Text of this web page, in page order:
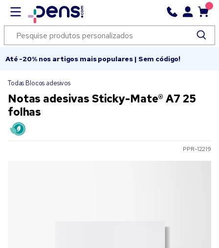
Até -20% nos artigos mais populares | Sem código!
Todas Blocos adesivos
Notas adesivas Sticky-Mate® A7 25
folhas
PPR-12219